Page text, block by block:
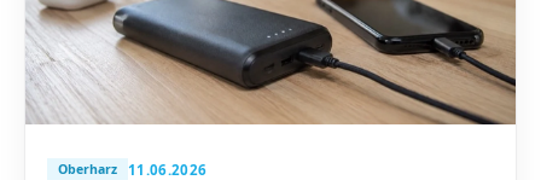
Oberharz 11.06.2026